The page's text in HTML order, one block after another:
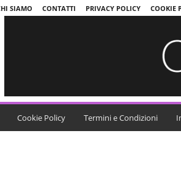
SIAMO CONTATTI PRIVACY POLICY COOKIE
Cookie Policy Termini e Condizioni